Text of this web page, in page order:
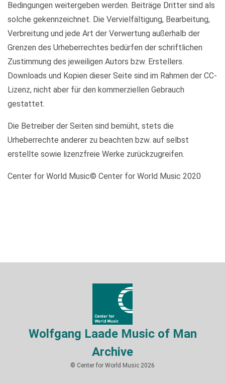
Bedingungen weitergeben werden. Beiträge Dritter sind als
solche gekennzeichnet. Die Vervielfältigung, Bearbeitung,
Verbreitung und jede Art der Verwertung außerhalb der
Grenzen des Urheberrechtes bedürfen der schriftlichen
Zustimmung des jeweiligen Autors bzw. Erstellers.
Downloads und Kopien dieser Seite sind im Rahmen der CC-
Lizenz, nicht aber für den kommerziellen Gebrauch
gestattet.
Die Betreiber der Seiten sind bemüht, stets die
Urheberrechte anderer zu beachten bzw. auf selbst
erstellte sowie lizenzfreie Werke zurückzugreifen.
Center for World Music© Center for World Music 2020
Wolfgang Laade Music of Man
Archive
© Center for World Music 2026